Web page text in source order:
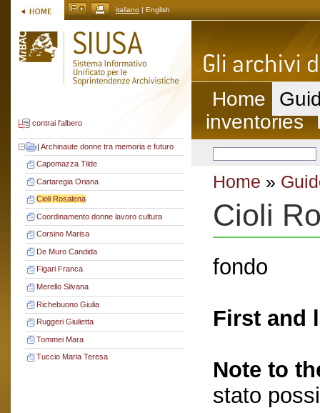
italiano | English
contrai l'albero
| Archinaute donne tra memoria e futuro
Capomazza Tilde
Cartaregia Oriana
Cioli Rosalena
Coordinamento donne lavoro cultura
Corsino Marisa
De Muro Candida
Figari Franca
Merello Silvana
Richebuono Giulia
Ruggeri Giulietta
Tommei Mara
Tuccio Maria Teresa
Home
inventories
Home »
Cioli
fondo
First and
Note to
stato